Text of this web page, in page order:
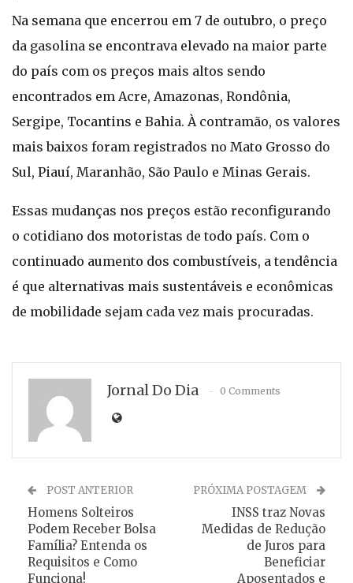
Na semana que encerrou em 7 de outubro, o preço
da gasolina se encontrava elevado na maior parte
do país com os preços mais altos sendo
encontrados em Acre, Amazonas, Rondônia,
Sergipe, Tocantins e Bahia. À contramão, os valores
mais baixos foram registrados no Mato Grosso do
Sul, Piauí, Maranhão, São Paulo e Minas Gerais.
Essas mudanças nos preços estão reconfigurando
o cotidiano dos motoristas de todo país. Com o
continuado aumento dos combustíveis, a tendência
é que alternativas mais sustentáveis e econômicas
de mobilidade sejam cada vez mais procuradas.
Jornal Do Dia 0 Comments
POST ANTERIOR
Homens Solteiros
Podem Receber Bolsa
Família? Entenda os
Requisitos e Como
Funciona!
PRÓXIMA POSTAGEM
INSS traz Novas
Medidas de Redução
de Juros para
Beneficiar
Aposentados e